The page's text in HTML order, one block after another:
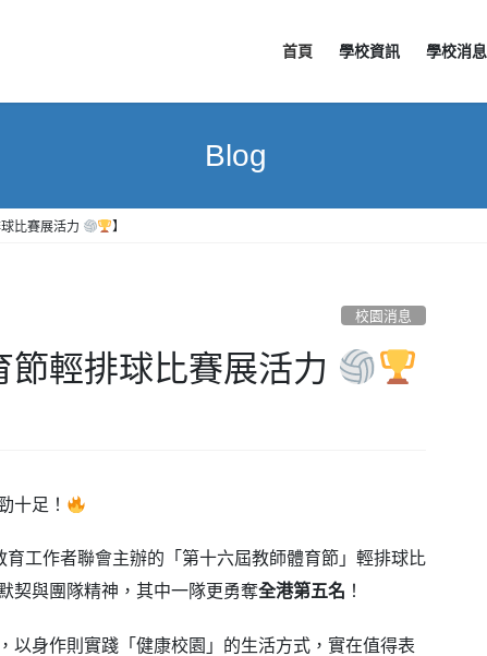
首頁 學校資訊 學校消息
Blog
比賽展活力 】
校園消息
節輕排球比賽展活力
十足！
工作者聯會主辦的「第十六屆教師體育節」輕排球比
契與團隊精神，其中一隊更勇奪全港第五名 ！
以身作則實踐「健康校園」的生活方式，實在值得表